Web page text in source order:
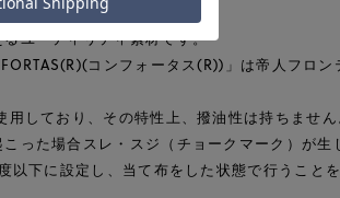
フトな風合いが特徴。
ユーティリティ素材です。
コンフォータス(R))」は帝人フロン
しており、その特性上、撥油性は持ちません
った場合スレ・スジ（チョークマーク）が生
下に設定し、当て布をした状態で行うことを